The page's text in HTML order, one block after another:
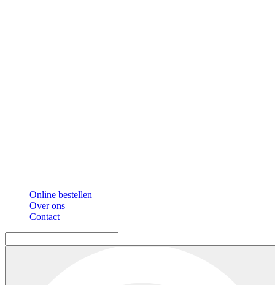
Online bestellen
Over ons
Contact